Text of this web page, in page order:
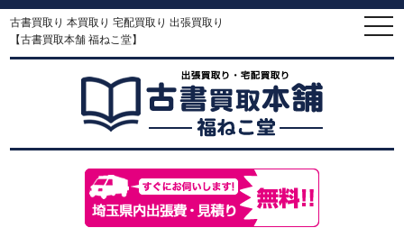
古書買取り 本買取り 宅配買取り 出張買取り
【古書買取本舗 福ねこ堂】